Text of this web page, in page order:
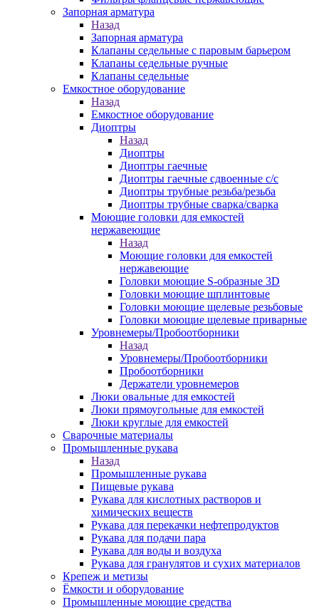
Запорная арматура
Назад
Запорная арматура
Клапаны седельные с паровым барьером
Клапаны седельные ручные
Клапаны седельные
Емкостное оборудование
Назад
Емкостное оборудование
Диоптры
Назад
Диоптры
Диоптры гаечные
Диоптры гаечные сдвоенные c/c
Диоптры трубные резьба/резьба
Диоптры трубные сварка/сварка
Моющие головки для емкостей
нержавеющие
Назад
Моющие головки для емкостей
нержавеющие
Головки моющие S-образные 3D
Головки моющие шплинтовые
Головки моющие щелевые резьбовые
Головки моющие щелевые приварные
Уровнемеры/Пробоотборники
Назад
Уровнемеры/Пробоотборники
Пробоотборники
Держатели уровнемеров
Люки овальные для емкостей
Люки прямоугольные для емкостей
Люки круглые для емкостей
Сварочные материалы
Промышленные рукава
Назад
Промышленные рукава
Пищевые рукава
Рукава для кислотных растворов и
химических веществ
Рукава для перекачки нефтепродуктов
Рукава для подачи пара
Рукава для воды и воздуха
Рукава для гранулятов и сухих материалов
Крепеж и метизы
Ёмкости и оборудование
Промышленные моющие средства